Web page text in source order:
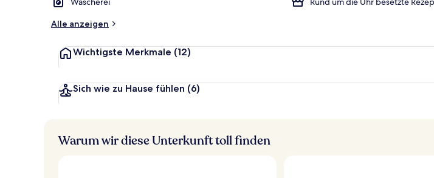
Alle anzeigen
Wichtigste Merkmale (12)
Sich wie zu Hause fühlen (6)
Warum wir diese Unterkunft toll finden